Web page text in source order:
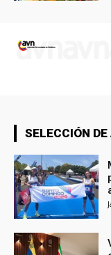
SELECCIÓN DE